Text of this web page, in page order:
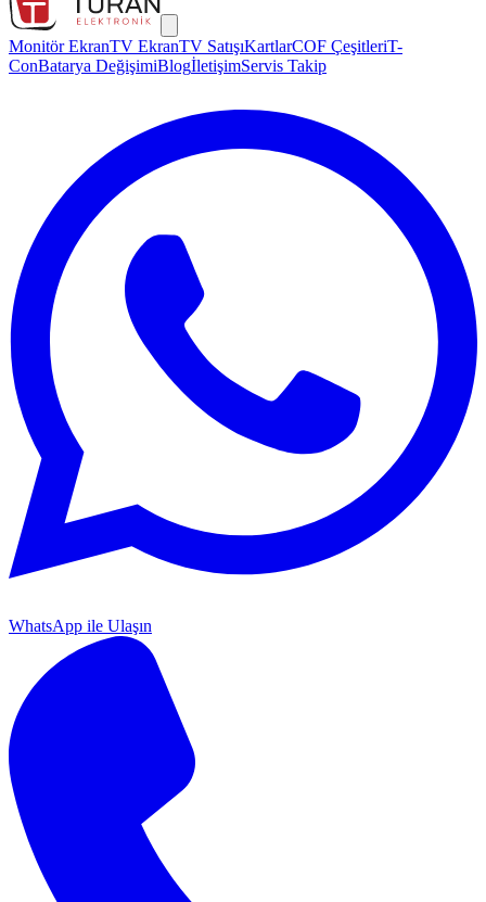
Monitör EkranTV EkranTV SatışıKartlarCOF ÇeşitleriT-
ConBatarya DeğişimiBlogİletişimServis Takip
WhatsApp ile Ulaşın